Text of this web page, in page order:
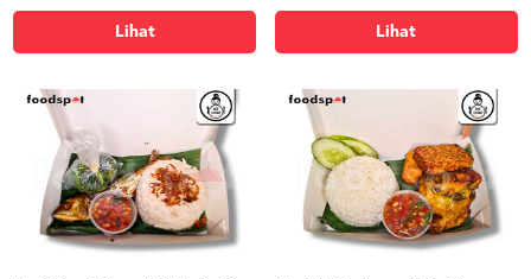
Lihat Lihat